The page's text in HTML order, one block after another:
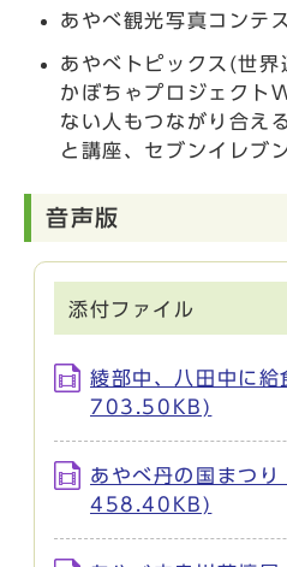
あやべ観光写真コンテ
あやべトピックス(世
かぼちゃプロジェクト
ない人もつながり合え
と講座、セブンイレブ
音声版
添付ファイル
綾部中、八田中に
703.50KB)
あやべ丹の国まつ
458.40KB)